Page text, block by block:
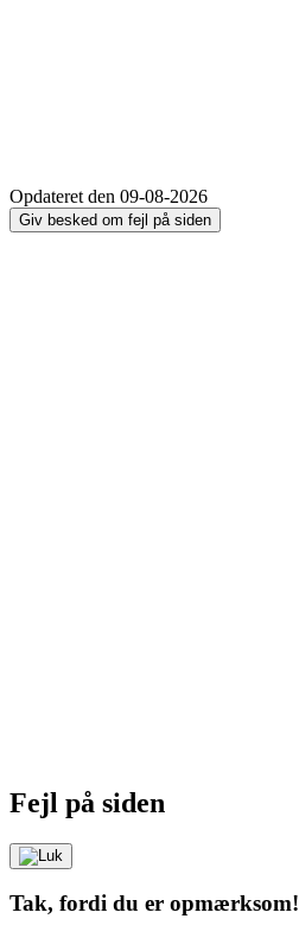
Opdateret den 09-08-2026
Giv besked om fejl på siden
Fejl på siden
Tak, fordi du er opmærksom!